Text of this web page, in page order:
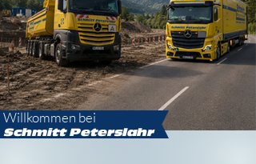
Willkommen bei
Schmitt Peterslahr